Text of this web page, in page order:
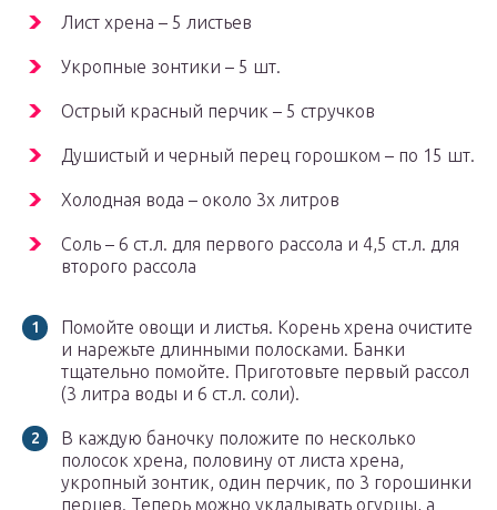
Лист хрена – 5 листьев
Укропные зонтики – 5 шт.
Острый красный перчик – 5 стручков
Душистый и черный перец горошком – по 15 шт.
Холодная вода – около 3х литров
Соль – 6 ст.л. для первого рассола и 4,5 ст.л. для
второго рассола
Помойте овощи и листья. Корень хрена очистите
и нарежьте длинными полосками. Банки
тщательно помойте. Приготовьте первый рассол
(3 литра воды и 6 ст.л. соли).
В каждую баночку положите по несколько
полосок хрена, половину от листа хрена,
укропный зонтик, один перчик, по 3 горошинки
перцев. Теперь можно укладывать огурцы, а